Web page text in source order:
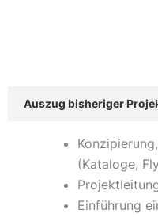
Auszug bisheriger
(Kataloge,
Einführung